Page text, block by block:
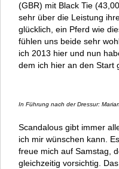
(GBR) mit Black Tie
sehr über die Leistung
glücklich, ein Pferd wie
fühlen uns beide sehr
ich 2013 hier und nun
dem ich hier an den Start
In Führung nach der Dressur:
Scandalous gibt immer
ich mir wünschen kann.
freue mich auf Samstag,
gleichzeitig vorsichtig.